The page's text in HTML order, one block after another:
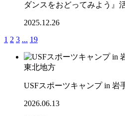
ダンスをおどってみよう』
2025.12.26
1 2 3 ... 19
東北地方
USFスポーツキャンプ in
2026.06.13